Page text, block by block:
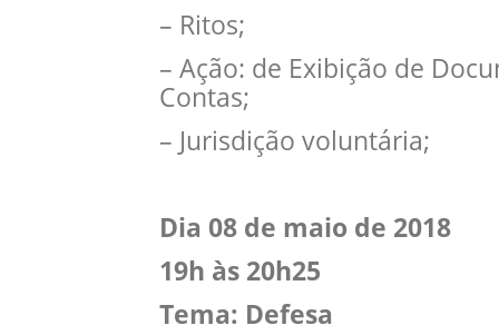
– Ritos;
– Ação: de Exibição de
Contas;
– Jurisdição voluntária;
Dia 08 de maio de 2018
19h às 20h25
Tema: Defesa